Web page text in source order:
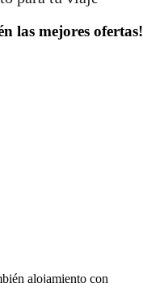
las mejores ofertas!
alojamiento con